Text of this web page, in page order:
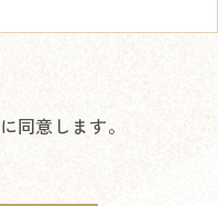
に同意します。